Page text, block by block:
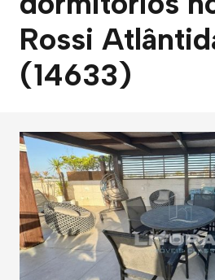
Rossi
(14633)